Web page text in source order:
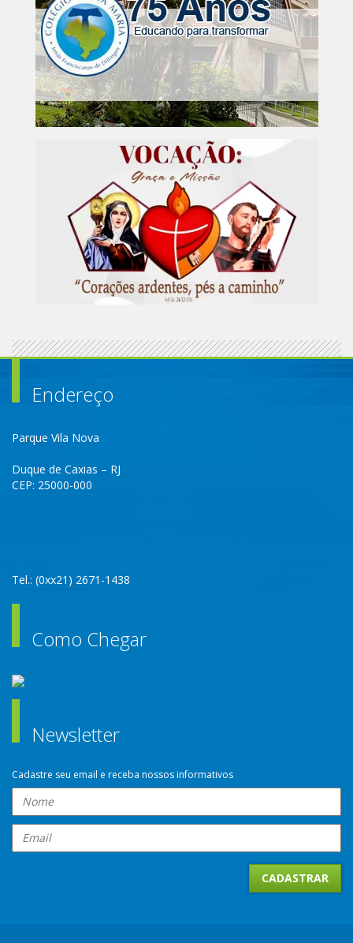
Endereço
Parque Vila Nova
Duque de Caxias – RJ
CEP: 25000-000
Tel.: (0xx21) 2671-1438
Como Chegar
Newsletter
Cadastre seu email e receba nossos informativos